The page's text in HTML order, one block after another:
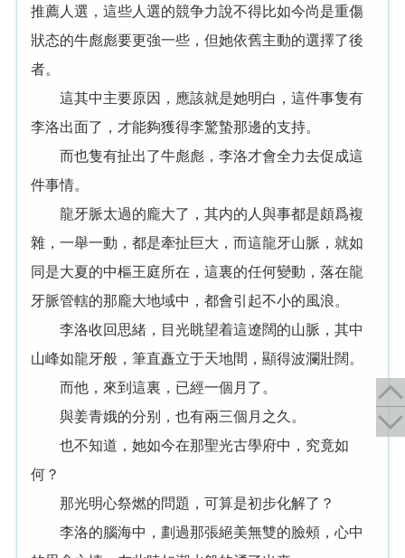
推薦人選，這些人選的競争力說不得比如今尚是重傷
狀态的牛彪彪要更強一些，但她依舊主動的選擇了後
者。
這其中主要原因，應該就是她明白，這件事隻有
李洛出面了，才能夠獲得李驚蟄那邊的支持。
而也隻有扯出了牛彪彪，李洛才會全力去促成這
件事情。
龍牙脈太過的龐大了，其内的人與事都是頗爲複
雜，一舉一動，都是牽扯巨大，而這龍牙山脈，就如
同是大夏的中樞王庭所在，這裏的任何變動，落在龍
牙脈管轄的那龐大地域中，都會引起不小的風浪。
李洛收回思緒，目光眺望着這遼闊的山脈，其中
山峰如龍牙般，筆直矗立于天地間，顯得波瀾壯闊。
而他，來到這裏，已經一個月了。
與姜青娥的分别，也有兩三個月之久。
也不知道，她如今在那聖光古學府中，究竟如
何？
那光明心祭燃的問題，可算是初步化解了？
李洛的腦海中，劃過那張絕美無雙的臉頰，心中